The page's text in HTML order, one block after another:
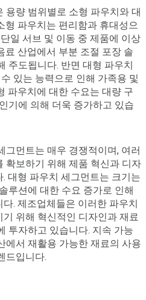
용량 범위별로 소형 파우치와 대
형 파우치는 편리함과 휴대성으
일 서브 및 이동 중 제품에 이상
료 산업에서 부분 조절 포장 솔
주도됩니다. 반면 대형 파우치
있는 능력으로 인해 가족용 및
파우치에 대한 수요는 대량 구
기에 의해 더욱 증가하고 있습
그먼트는 매우 경쟁적이며, 여러
확보하기 위해 제품 혁신과 디자
대형 파우치 세그먼트는 크기는
루션에 대한 수요 증가로 인해
. 제조업체들은 이러한 파우치
위해 혁신적인 디자인과 재료
투자하고 있습니다. 지속 가능
에서 재활용 가능한 재료의 사용
드입니다.